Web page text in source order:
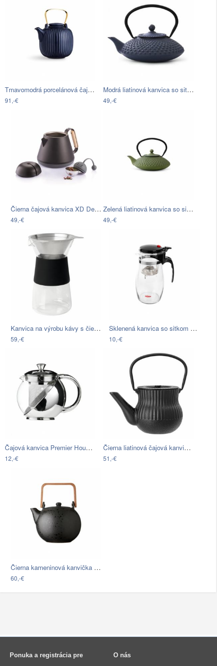
Tmavomodrá porcelánová čajová kanvica…
91,-€
Modrá liatinová kanvica so sitkom na…
49,-€
Čierna čajová kanvica XD Design Teako,…
49,-€
Zelená liatinová kanvica so sitkom na…
49,-€
Kanvica na výrobu kávy s čiernymi…
59,-€
Sklenená kanvica so sitkom Bambum Vogue…
10,-€
Čajová kanvica Premier Housewares…
12,-€
Čierna liatinová čajová kanvica…
51,-€
Čierna kameninová kanvička na čaj Bitz…
60,-€
Ponuka a registrácia pre O nás